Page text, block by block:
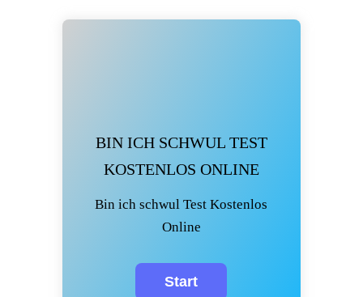
BIN ICH SCHWUL TEST
KOSTENLOS ONLINE
Bin ich schwul Test Kostenlos
Online